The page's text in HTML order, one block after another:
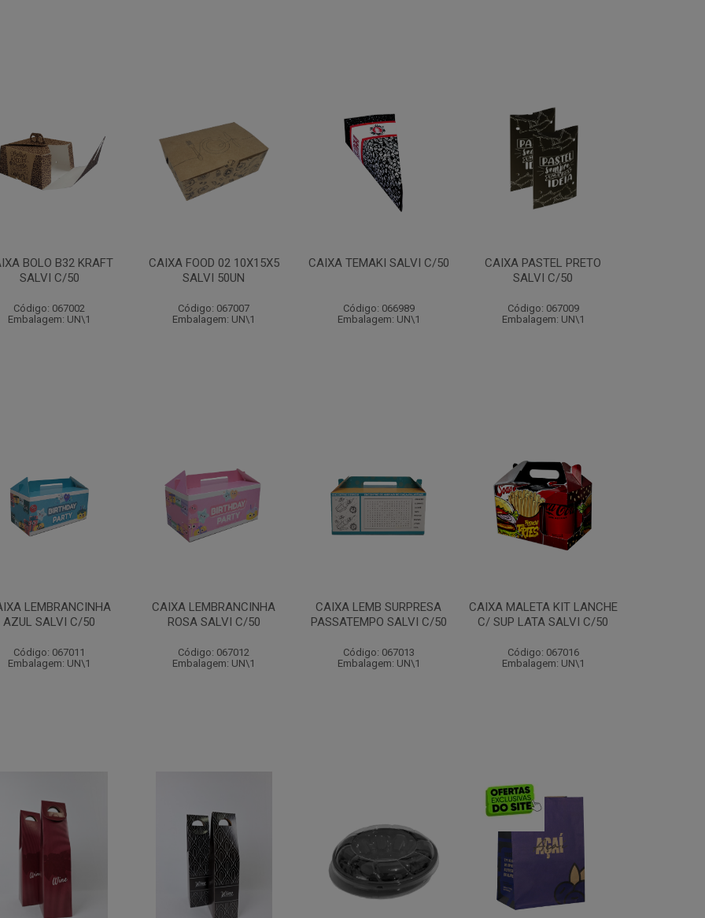
BOLO B32 KRAFT
SALVI C/50
Código: 067002
Embalagem: UN\1
CAIXA FOOD 02 10X15X5
SALVI 50UN
Código: 067007
Embalagem: UN\1
CAIXA TEMAKI SALVI C/50
Código: 066989
Embalagem: UN\1
CAIXA PASTEL PRETO
SALVI C/50
Código: 067009
Embalagem: UN\1
LEMBRANCINHA
AZUL SALVI C/50
Código: 067011
Embalagem: UN\1
CAIXA LEMBRANCINHA
ROSA SALVI C/50
Código: 067012
Embalagem: UN\1
CAIXA LEMB SURPRESA
PASSATEMPO SALVI C/50
Código: 067013
Embalagem: UN\1
CAIXA MALETA KIT LANCHE
C/ SUP LATA SALVI C/50
Código: 067016
Embalagem: UN\1